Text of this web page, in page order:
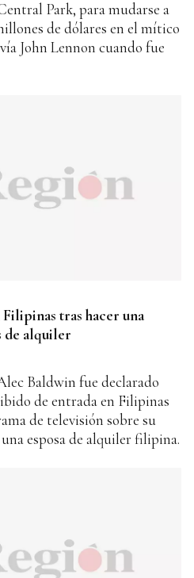
Park, para mudarse a
de dólares en el mítico
John Lennon cuando fue
tras hacer una
de alquiler
Baldwin fue declarado
de entrada en Filipinas
de televisión sobre su
esposa de alquiler filipina.